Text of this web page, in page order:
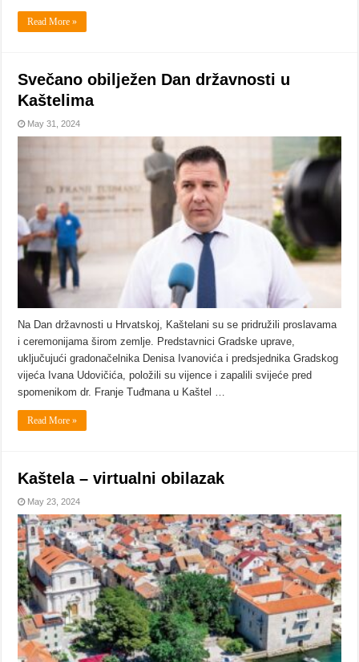
Read More »
Svečano obilježen Dan državnosti u
Kaštelima
May 31, 2024
Na Dan državnosti u Hrvatskoj, Kaštelani su se pridružili proslavama
i ceremonijama širom zemlje. Predstavnici Gradske uprave,
uključujući gradonačelnika Denisa Ivanovića i predsjednika Gradskog
vijeća Ivana Udovičića, položili su vijence i zapalili svijeće pred
spomenikom dr. Franje Tuđmana u Kaštel …
Read More »
Kaštela – virtualni obilazak
May 23, 2024